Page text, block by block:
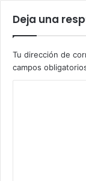
Deja una
Tu dirección de
campos